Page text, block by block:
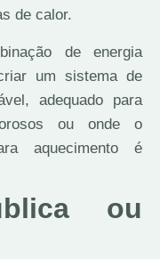
de calor.
de energia
um sistema de
adequado para
ou onde o
aquecimento é
ou